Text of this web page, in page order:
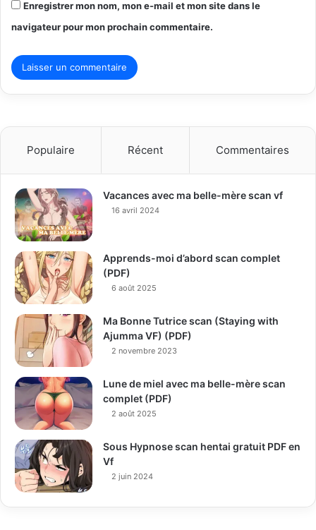
Enregistrer mon nom, mon e-mail et mon site dans le
navigateur pour mon prochain commentaire.
Populaire Récent Commentaires
Vacances avec ma belle-mère scan vf
16 avril 2024
Apprends-moi d’abord scan complet
(PDF)
6 août 2025
Ma Bonne Tutrice scan (Staying with
Ajumma VF) (PDF)
2 novembre 2023
Lune de miel avec ma belle-mère scan
complet (PDF)
2 août 2025
Sous Hypnose scan hentai gratuit PDF en
Vf
2 juin 2024